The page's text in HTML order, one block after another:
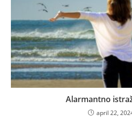
Alarmantno
april 22,